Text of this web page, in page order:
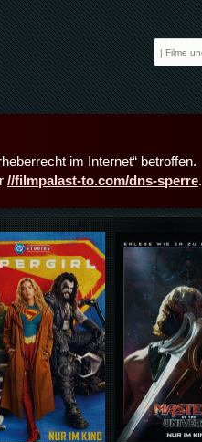
im Internet“ betroffen.
//filmpalast-to.com/dns-sperre.
Details,Play